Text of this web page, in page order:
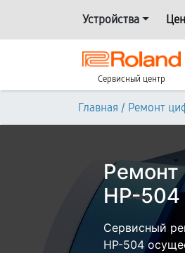
Устройства
Сервисный центр
Главная / Ремонт
Ремонт
HP-504
Сервисный
HP-504